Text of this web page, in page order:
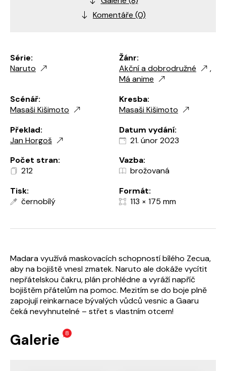
Série:
Naruto
Žánr:
Akční a dobrodružné
,
Má anime
Scénář:
Masaši Kišimoto
Kresba:
Masaši Kišimoto
Překlad:
Jan Horgoš
Datum vydání:
21. únor 2023
Počet stran:
212
Vazba:
brožovaná
Tisk:
černobílý
Formát:
113 × 175 mm
Komentáře (0)
Madara využívá maskovacích schopností bílého Zecua,
aby na bojiště vnesl zmatek. Naruto ale dokáže vycítit
nepřátelskou čakru, plán prohlédne a vyráží napříč
bojištěm přátelům na pomoc. Mezitím se do boje plně
zapojují reinkarnace bývalých vůdců vesnic a Gaaru
čeká nevyhnutelné – střet s vlastním otcem!
Galerie 8